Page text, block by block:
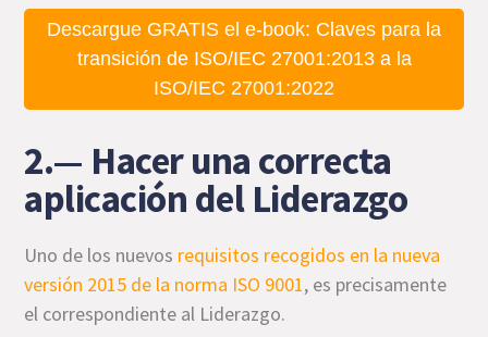
Descargue GRATIS el e-book: Claves para la
transición de ISO/IEC 27001:2013 a la
ISO/IEC 27001:2022
2.— Hacer una correcta
aplicación del Liderazgo
Uno de los nuevos requisitos recogidos en la nueva
versión 2015 de la norma ISO 9001, es precisamente
el correspondiente al Liderazgo.